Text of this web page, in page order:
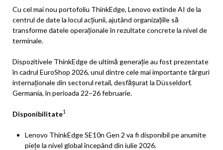
Cu cel mai nou portofoliu ThinkEdge, Lenovo extinde AI de la
centrul de date la locul acțiunii, ajutând organizațiile să
transforme datele operaționale în rezultate concrete la nivel de
terminale.
Dispozitivele ThinkEdge de ultimă generație au fost prezentate
în cadrul EuroShop 2026, unul dintre cele mai importante târguri
internaționale din sectorul retail, desfășurat la Düsseldorf,
Germania, în perioada 22–26 februarie.
Disponibilitate1
Lenovo ThinkEdge SE10n Gen 2 va fi disponibil pe anumite
piețe la nivel global începând din iulie 2026.